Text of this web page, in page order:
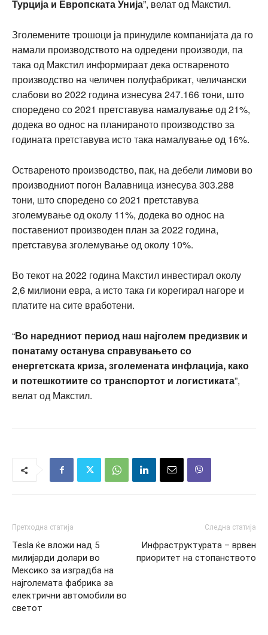
Турција и Европската Унија”, велат од Макстил.
Зголемените трошоци ја принудиле компанијата да го
намали производството на одредени производи, па
така од Макстил информираат дека оствареното
производство на челичен полуфабрикат, челичански
слабови во 2022 година изнесува 247.166 тони, што
споредено со 2021 претставува намалување од 21%,
додека во однос на планираното производство за
годината претставува исто така намалување од 16%.
Оствареното производство, пак, на дебели лимови во
производниот погон Валавница изнесува 303.288
тони, што споредено со 2021 претставува
зголемување од околу 11%, додека во однос на
поставениот производен план за 2022 година,
претставува зголемување од околу 10%.
Во текот на 2022 година Макстил инвестирал околу
2,6 милиони евра, а исто така ги корегирал нагоре и
платите на сите вработени.
“Во наредниот период наш најголем предизвик и
понатаму останува справувањето со
енергетската криза, зголемената инфлација, како
и потешкотиите со транспортот и логистиката”,
велат од Макстил.
Претходна статија
Tesla ќе вложи над 5
милијарди долари во
Мексико за изградба на
најголемата фабрика за
електрични автомобили во
светот
Следна статија
Инфраструктурата – врвен
приоритет на стопанството